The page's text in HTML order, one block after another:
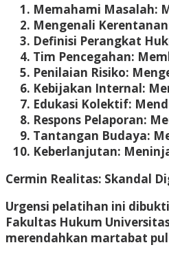
Memahami Masalah:
Mengenali
Definisi Perangkat
Tim Pencegahan:
Penilaian Risiko:
Kebijakan Internal:
Edukasi Kolektif:
Respons Pelaporan:
Tantangan Budaya:
Keberlanjutan:
Cermin Realitas: Skandal
Urgensi pelatihan ini
Fakultas Hukum
merendahkan martabat